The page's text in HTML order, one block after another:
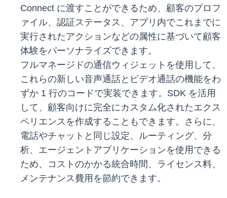
Connect に渡すことができるため、顧客のプロフ
ァイル、認証ステータス、アプリ内でこれまでに
実行されたアクションなどの属性に基づいて顧客
体験をパーソナライズできます。
フルマネージドの通信ウィジェットを使用して、
これらの新しい音声通話とビデオ通話の機能をわ
ずか 1 行のコードで実装できます。SDK を活用
して、顧客向けに完全にカスタム化されたエクス
ペリエンスを作成することもできます。さらに、
電話やチャットと同じ設定、ルーティング、分
析、エージェントアプリケーションを使用できる
ため、コストのかかる統合時間、ライセンス料、
メンテナンス費用を節約できます。